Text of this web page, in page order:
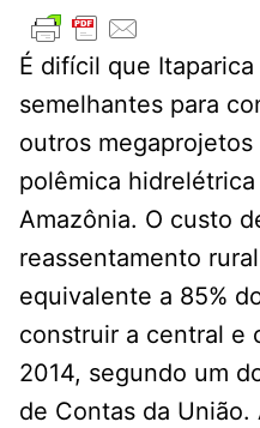
É difícil que
semelhantes para
outros
polêmica
Amazônia. O custo
reassentamento
equivalente a 85%
construir a central e
2014, segundo um
de Contas da